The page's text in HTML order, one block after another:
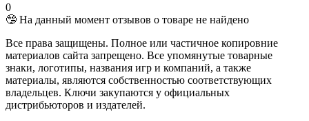
0
🤥 На данный момент отзывов о товаре не найдено
Все права защищены. Полное или частичное копировние
материалов сайта запрещено. Все упомянутые товарные
знаки, логотипы, названия игр и компаний, а также
материалы, являются собственностью соответствующих
владельцев. Ключи закупаются у официальных
дистрибьюторов и издателей.